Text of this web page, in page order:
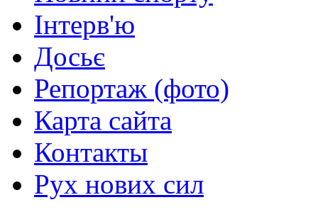
Інтерв'ю
Досьє
Репортаж (фото)
Карта сайта
Контакты
Рух нових сил